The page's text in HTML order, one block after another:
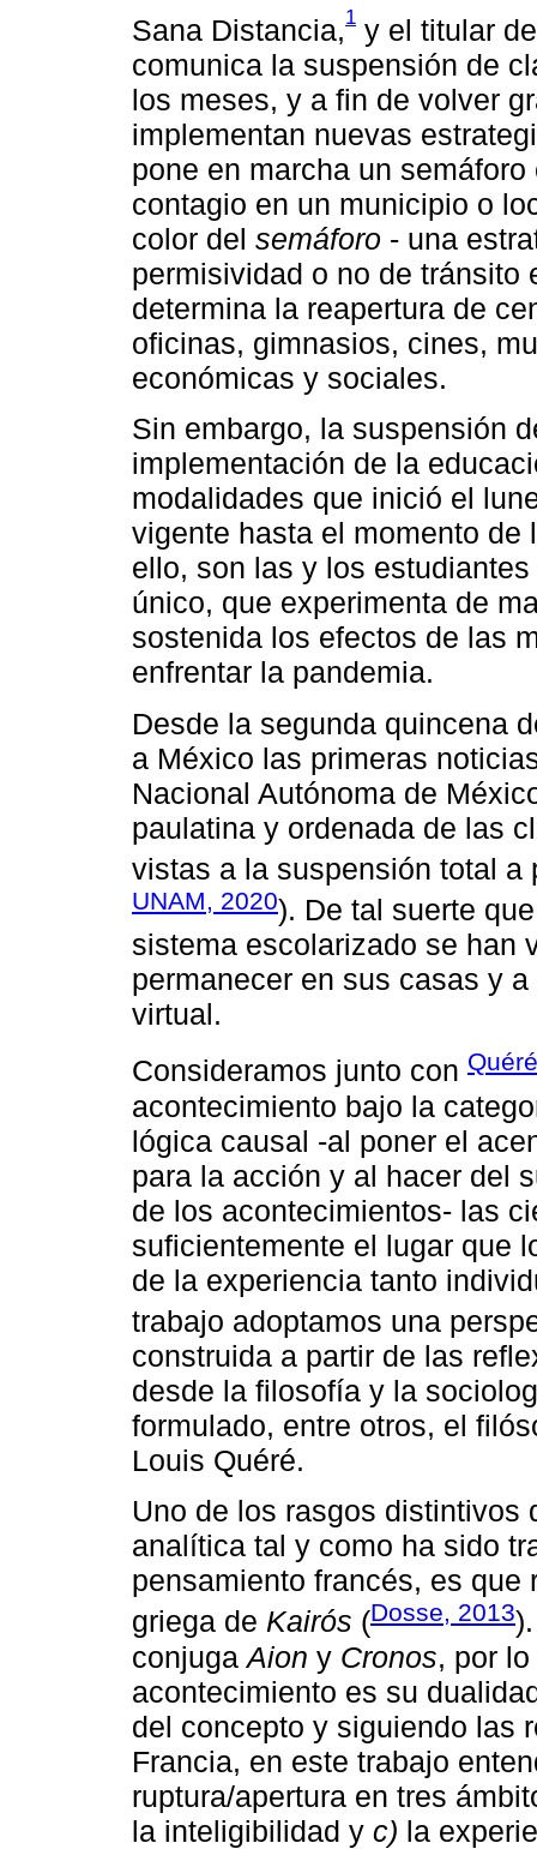
Sana Distancia,1 y el titular
comunica la suspensión de
los meses, y a fin de volver
implementan nuevas
pone en marcha un
contagio en un municipio o
color del semáforo - una
permisividad o no de
determina la reapertura de
oficinas, gimnasios, cines,
económicas y sociales.
Sin embargo, la suspensión
implementación de la
modalidades que inició el
vigente hasta el momento
ello, son las y los
único, que experimenta de
sostenida los efectos de las
enfrentar la pandemia.
Desde la segunda quincena
a México las primeras
Nacional Autónoma de
paulatina y ordenada de las
vistas a la suspensión total a
UNAM, 2020). De tal suerte
sistema escolarizado se han
permanecer en sus casas y a
virtual.
Consideramos junto con
acontecimiento bajo la
lógica causal -al poner el
para la acción y al hacer del
de los acontecimientos- las
suficientemente el lugar que
de la experiencia tanto
trabajo adoptamos una
construida a partir de las
desde la filosofía y la
formulado, entre otros, el
Louis Quéré.
Uno de los rasgos distintivos
analítica tal y como ha sido
pensamiento francés, es
griega de Kairós (Dosse, 2013
conjugaAion y Cronos, por
acontecimiento es su
del concepto y siguiendo las
Francia, en este trabajo
ruptura/apertura en tres
la inteligibilidad y c) la